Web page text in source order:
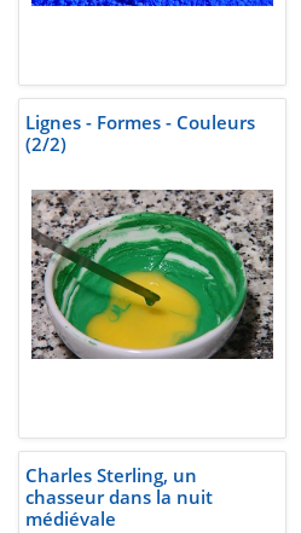
Lignes - Formes - Couleurs
(2/2)
Charles Sterling, un
chasseur dans la nuit
médiévale